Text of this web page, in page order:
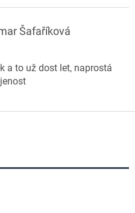
Šafaříková
5 z 5 hvězdiček.
a to už dost let, naprostá